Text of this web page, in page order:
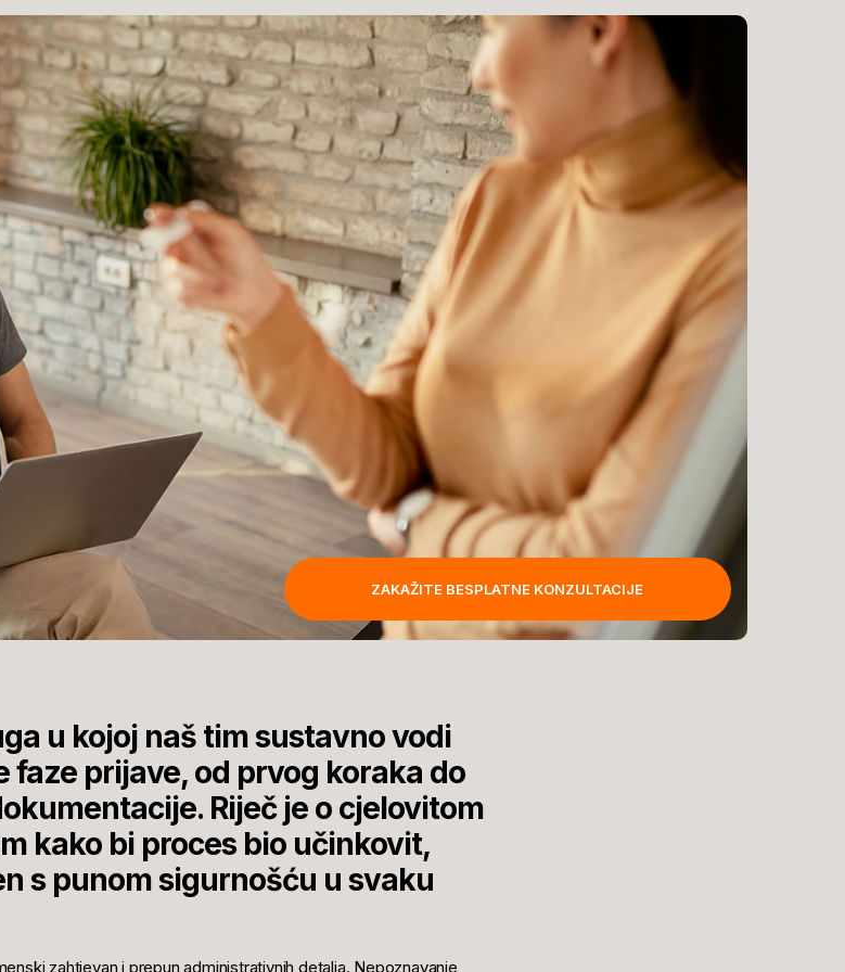
ZAKAŽITE BESPLATNE KONZULTACIJE
u kojoj naš tim sustavno vodi
faze prijave, od prvog koraka do
Riječ je o cjelovitom
kako bi proces bio učinkovit,
s punom sigurnošću u svaku
zahtjevan i prepun administrativnih detalja. Nepoznavanje